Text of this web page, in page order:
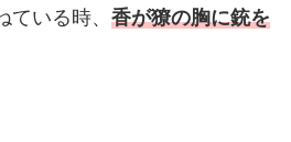
いる時、 香が獠の胸に銃を